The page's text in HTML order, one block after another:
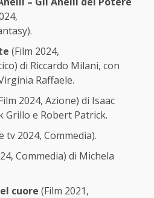
(Film 2024,
di Riccardo Milani, con
Raffaele.
2024, Azione) di Isaac
Grillo e Robert Patrick.
tv 2024, Commedia).
Commedia) di Michela
cuore (Film 2021,